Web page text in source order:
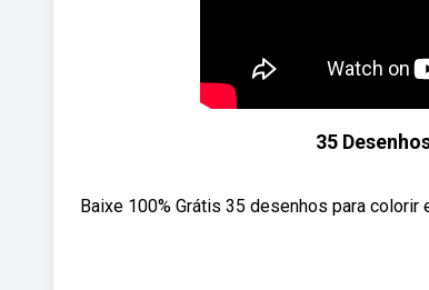
35
Baixe 100% Grátis 35 desenhos para colorir